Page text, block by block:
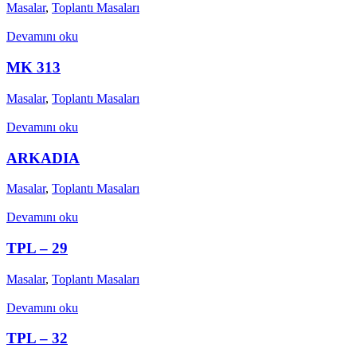
Masalar, Toplantı Masaları
Devamını oku
MK 313
Masalar, Toplantı Masaları
Devamını oku
ARKADIA
Masalar, Toplantı Masaları
Devamını oku
TPL – 29
Masalar, Toplantı Masaları
Devamını oku
TPL – 32